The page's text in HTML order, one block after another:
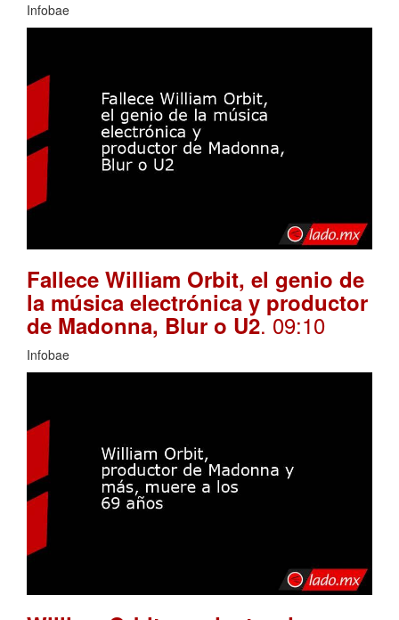
Infobae
Fallece William Orbit, el genio de
la música electrónica y productor
de Madonna, Blur o U2. 09:10
Infobae